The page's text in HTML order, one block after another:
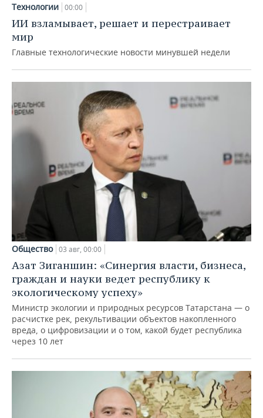
Технологии 00:00
ИИ взламывает, решает и перестраивает
мир
Главные технологические новости минувшей недели
Общество 03 авг, 00:00
Азат Зиганшин: «Синергия власти, бизнеса,
граждан и науки ведет республику к
экологическому успеху»
Министр экологии и природных ресурсов Татарстана — о
расчистке рек, рекультивации объектов накопленного
вреда, о цифровизации и о том, какой будет республика
через 10 лет